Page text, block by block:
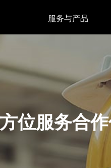
服务与产品
位服务合